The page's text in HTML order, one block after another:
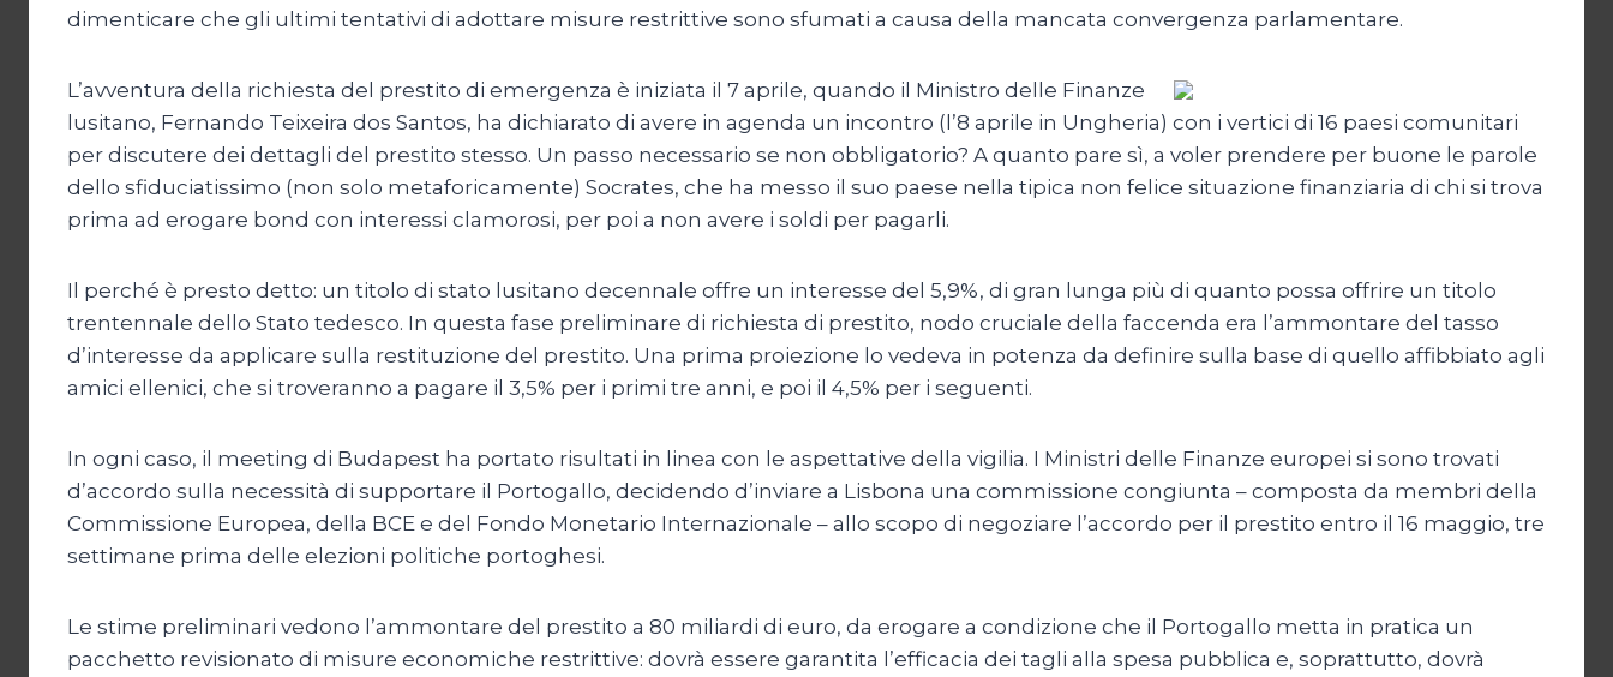
dimenticare che gli ultimi tentativi di adottare misure restrittive sono sfumati a causa della mancata convergenza parlamentare.
L’avventura della richiesta del prestito di emergenza è iniziata il 7 aprile, quando il Ministro delle Finanze
lusitano, Fernando Teixeira dos Santos, ha dichiarato di avere in agenda un incontro (l’8 aprile in Ungheria) con i vertici di 16 paesi comunitari
per discutere dei dettagli del prestito stesso. Un passo necessario se non obbligatorio? A quanto pare sì, a voler prendere per buone le parole
dello sfiduciatissimo (non solo metaforicamente) Socrates, che ha messo il suo paese nella tipica non felice situazione finanziaria di chi si trova
prima ad erogare bond con interessi clamorosi, per poi a non avere i soldi per pagarli.
Il perché è presto detto: un titolo di stato lusitano decennale offre un interesse del 5,9%, di gran lunga più di quanto possa offrire un titolo
trentennale dello Stato tedesco. In questa fase preliminare di richiesta di prestito, nodo cruciale della faccenda era l’ammontare del tasso
d’interesse da applicare sulla restituzione del prestito. Una prima proiezione lo vedeva in potenza da definire sulla base di quello affibbiato agli
amici ellenici, che si troveranno a pagare il 3,5% per i primi tre anni, e poi il 4,5% per i seguenti.
In ogni caso, il meeting di Budapest ha portato risultati in linea con le aspettative della vigilia. I Ministri delle Finanze europei si sono trovati
d’accordo sulla necessità di supportare il Portogallo, decidendo d’inviare a Lisbona una commissione congiunta – composta da membri della
Commissione Europea, della BCE e del Fondo Monetario Internazionale – allo scopo di negoziare l’accordo per il prestito entro il 16 maggio, tre
settimane prima delle elezioni politiche portoghesi.
Le stime preliminari vedono l’ammontare del prestito a 80 miliardi di euro, da erogare a condizione che il Portogallo metta in pratica un
pacchetto revisionato di misure economiche restrittive: dovrà essere garantita l’efficacia dei tagli alla spesa pubblica e, soprattutto, dovrà